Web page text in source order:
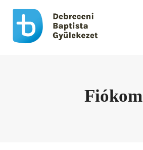
Fiókom